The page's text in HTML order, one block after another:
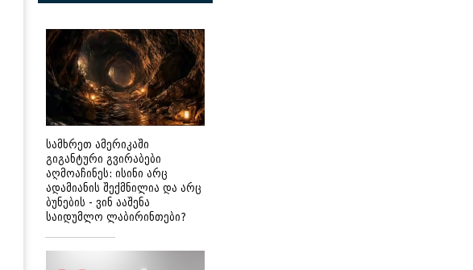
სამხრეთ ამერიკაში
გიგანტური გვირაბები
აღმოაჩინეს: ისინი არც
ადამიანის შექმნილია და არც
ბუნების - ვინ ააშენა
საიდუმლო ლაბირინთები?